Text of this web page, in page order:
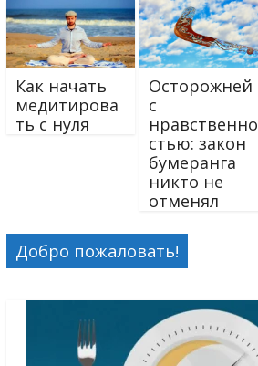
Как начать
медитирова
ть с нуля
Осторожней
с
нравственно
стью: закон
бумеранга
никто не
отменял
Добро пожаловать!